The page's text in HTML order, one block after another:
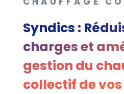
Syndics :
charges et
gestion du
collectif de vos